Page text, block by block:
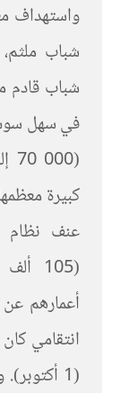
واستهداف
شباب
شباب قادم
في سهل سوس
كبيرة
عنف نظام
انتقامي
(1